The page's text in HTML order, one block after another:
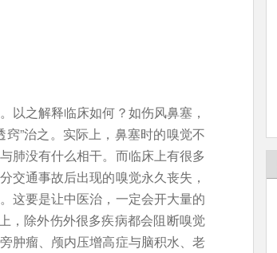
以之解释临床如何？如伤风鼻塞，
”治之。实际上，鼻塞时的嗅觉不
肺没有什么相干。而临床上有很多
交通事故后出现的嗅觉永久丧失，
这要是让中医治，一定会开大量的
，除外伤外很多疾病都会阻断嗅觉
肿瘤、颅内压增高症与脑积水、老